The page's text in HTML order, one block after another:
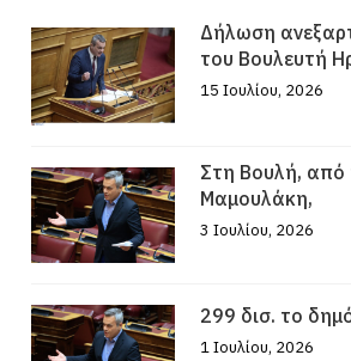
Δήλωση
του Βουλευτή
15 Ιουλίου, 2026
Στη Βουλή, από
Μαμουλάκη,
3 Ιουλίου, 2026
299 δισ. το
1 Ιουλίου, 2026